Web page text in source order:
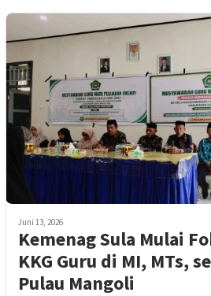
Juni 13, 2026
Kemenag Sula Mulai
KKG Guru di MI, MTs,
Pulau Mangoli